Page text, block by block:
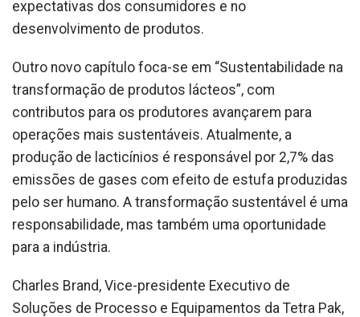
expectativas dos consumidores e no
desenvolvimento de produtos.
Outro novo capítulo foca-se em “Sustentabilidade na
transformação de produtos lácteos”, com
contributos para os produtores avançarem para
operações mais sustentáveis. Atualmente, a
produção de lacticínios é responsável por 2,7% das
emissões de gases com efeito de estufa produzidas
pelo ser humano. A transformação sustentável é uma
responsabilidade, mas também uma oportunidade
para a indústria.
Charles Brand, Vice-presidente Executivo de
Soluções de Processo e Equipamentos da Tetra Pak,